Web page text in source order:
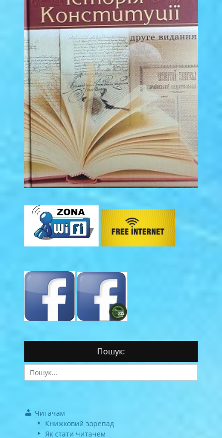
Пошук:
Search
for:
Читачам
Книжковий зорепад
Як стати читачем